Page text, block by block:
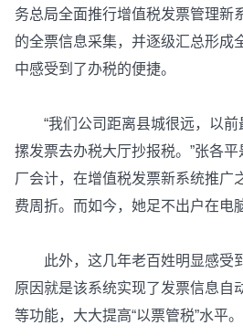
务总局全面推行增值税发票管理新
的全票信息采集，并逐级汇总形成
中感受到了办税的便捷。
“我们公司距离县城很远，以前
摞发票去办税大厅抄报税。”张各
厂会计，在增值税发票新系统推广
费周折。而如今，她足不出户在电
此外，这几年老百姓明显感受
原因就是该系统实现了发票信息自
等功能，大大提高“以票管税”水平。